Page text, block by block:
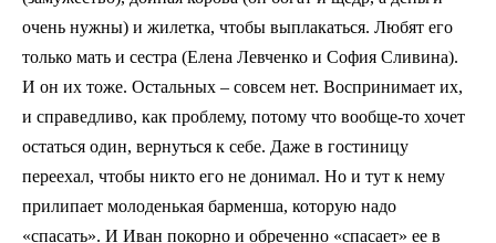
очень нужны) и жилетка, чтобы выплакаться. Любят его
только мать и сестра (Елена Левченко и София Сливина).
И он их тоже. Остальных – совсем нет. Воспринимает их,
и справедливо, как проблему, потому что вообще-то хочет
остаться один, вернуться к себе. Даже в гостиницу
переехал, чтобы никто его не донимал. Но и тут к нему
прилипает молоденькая барменша, которую надо
«спасать». И Иван покорно и обреченно «спасает» ее в